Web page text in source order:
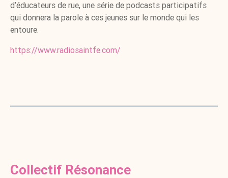
d’éducateurs de rue, une série de podcasts participatifs
qui donnera la parole à ces jeunes sur le monde qui les
entoure.
https://www.radiosaintfe.com/
Collectif Résonance